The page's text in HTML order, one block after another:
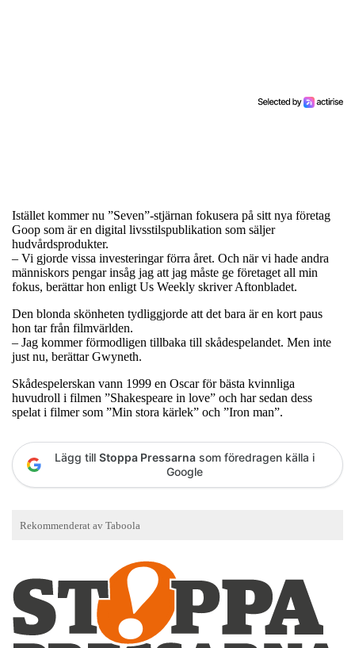
Istället kommer nu ”Seven”-stjärnan fokusera på sitt nya företag
Goop som är en digital livsstilspublikation som säljer
hudvårdsprodukter.
– Vi gjorde vissa investeringar förra året. Och när vi hade andra
människors pengar insåg jag att jag måste ge företaget all min
fokus, berättar hon enligt Us Weekly skriver Aftonbladet.
Den blonda skönheten tydliggjorde att det bara är en kort paus
hon tar från filmvärlden.
– Jag kommer förmodligen tillbaka till skådespelandet. Men inte
just nu, berättar Gwyneth.
Skådespelerskan vann 1999 en Oscar för bästa kvinnliga
huvudroll i filmen ”Shakespeare in love” och har sedan dess
spelat i filmer som ”Min stora kärlek” och ”Iron man”.
Lägg till Stoppa Pressarna som föredragen källa i
Google